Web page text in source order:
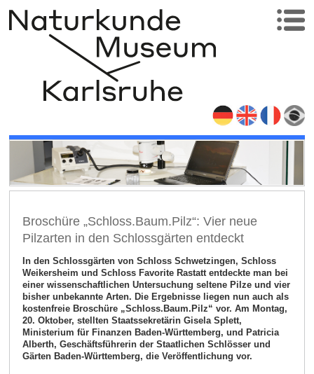
Broschüre „Schloss.Baum.Pilz“: Vier neue
Pilzarten in den Schlossgärten entdeckt
In den Schlossgärten von Schloss Schwetzingen, Schloss
Weikersheim und Schloss Favorite Rastatt entdeckte man bei
einer wissenschaftlichen Untersuchung seltene Pilze und vier
bisher unbekannte Arten. Die Ergebnisse liegen nun auch als
kostenfreie Broschüre „Schloss.Baum.Pilz“ vor. Am Montag,
20. Oktober, stellten Staatssekretärin Gisela Splett,
Ministerium für Finanzen Baden-Württemberg, und Patricia
Alberth, Geschäftsführerin der Staatlichen Schlösser und
Gärten Baden-Württemberg, die Veröffentlichung vor.